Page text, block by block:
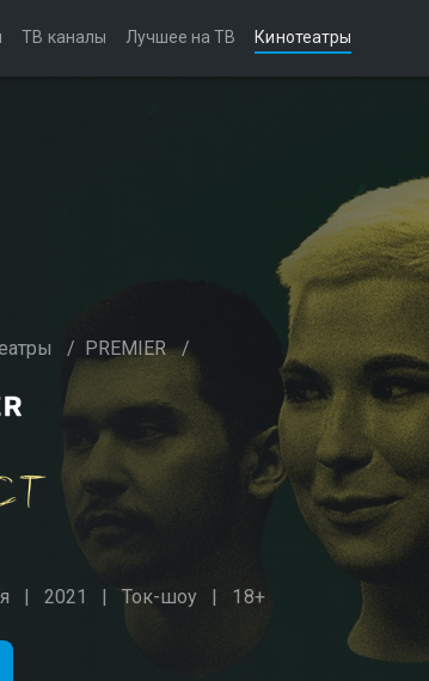
ТВ каналы Лучшее на ТВ Кинотеатры
/ PREMIER /
2021 Ток-шоу 18+